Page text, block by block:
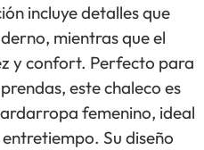
incluye detalles que
mientras que el
y confort. Perfecto para
este chaleco es
femenino, ideal
Su diseño